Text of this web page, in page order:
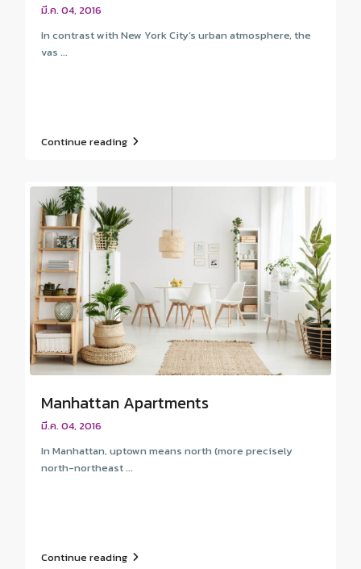
มี.ค. 04, 2016
In contrast with New York City’s urban atmosphere, the
vas ...
Continue reading
Manhattan Apartments
มี.ค. 04, 2016
In Manhattan, uptown means north (more precisely
north-northeast ...
Continue reading